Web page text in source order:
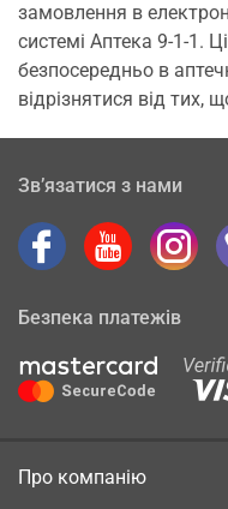
замовлення в
системі Аптека 9-1-1.
безпосередньо в
відрізнятися від тих,
Зв’язатися з нами
Безпека платежів
Про компанію